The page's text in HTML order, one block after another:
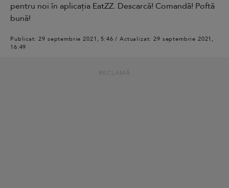
pentru noi în aplicația EatZZ. Descarcă! Comandă! Poftă
bună!
Publicat: 29 septembrie 2021, 5:46 / Actualizat: 29 septembrie 2021,
16:49
RECLAMĂ